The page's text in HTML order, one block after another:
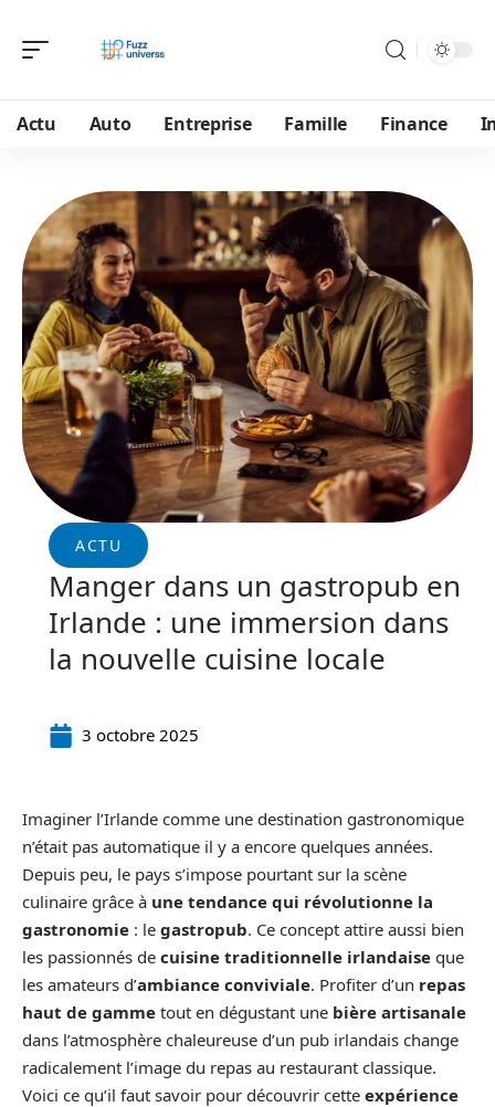
Actu Auto Entreprise Famille Finance
ACTU
Manger dans un gastropub en
Irlande : une immersion dans
la nouvelle cuisine locale
3 octobre 2025
Imaginer l’Irlande comme une destination gastronomique
n’était pas automatique il y a encore quelques années.
Depuis peu, le pays s’impose pourtant sur la scène
culinaire grâce à une tendance qui révolutionne la
gastronomie : le gastropub. Ce concept attire aussi bien
les passionnés de cuisine traditionnelle irlandaise que
les amateurs d’ambiance conviviale. Profiter d’un repas
haut de gamme tout en dégustant une bière artisanale
dans l’atmosphère chaleureuse d’un pub irlandais change
radicalement l’image du repas au restaurant classique.
Voici ce qu’il faut savoir pour découvrir cette expérience